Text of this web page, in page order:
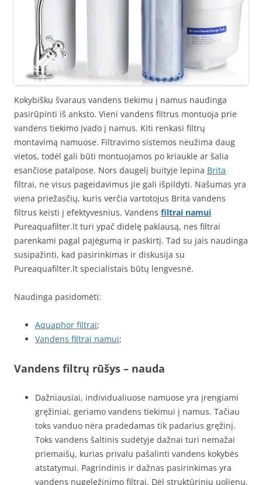
Kokybišku švaraus vandens tiekimu į namus naudinga
pasirūpinti iš anksto. Vieni vandens filtrus montuoja prie
vandens tiekimo įvado į namus. Kiti renkasi filtrų
montavimą namuose. Filtravimo sistemos neužima daug
vietos, todėl gali būti montuojamos po kriaukle ar šalia
esančiose patalpose. Nors daugelį buityje lepina Brita
filtrai, ne visus pageidavimus jie gali išpildyti. Našumas yra
viena priežasčių, kuris verčia vartotojus Brita vandens
filtrus keisti į efektyvesnius. Vandens filtrai namui
Pureaquafilter.lt turi ypač didelę paklausą, nes filtrai
parenkami pagal pajėgumą ir paskirtį. Tad su jais naudinga
susipažinti, kad pasirinkimas ir diskusija su
Pureaquafilter.lt specialistais būtų lengvesnė.
Naudinga pasidomėti:
Aquaphor filtrai;
Vandens filtrai namui;
Vandens filtrų rūšys – nauda
Dažniausiai, individualiuose namuose yra įrengiami
gręžiniai, geriamo vandens tiekimui į namus. Tačiau
toks vanduo nėra pradedamas tik padarius gręžinį.
Toks vandens šaltinis sudėtyje dažnai turi nemažai
priemaišų, kurias privalu pašalinti vandens kokybės
atstatymui. Pagrindinis ir dažnas pasirinkimas yra
vandens nugeležinimo filtrai. Dėl struktūrinių uolienų,